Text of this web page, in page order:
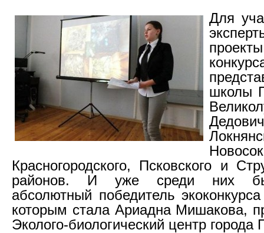
Для
школы
Красногородского, Псковского и
районов. И уже среди них
абсолютный победитель
которым стала Ариадна Мишакова,
Эколого-биологический центр города